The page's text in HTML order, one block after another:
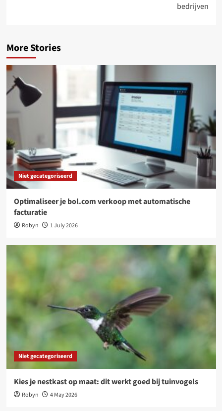
bedrijven
More Stories
Niet gecategoriseerd
Optimaliseer je bol.com verkoop met automatische
facturatie
Robyn 1 July 2026
Niet gecategoriseerd
Kies je nestkast op maat: dit werkt goed bij tuinvogels
Robyn 4 May 2026